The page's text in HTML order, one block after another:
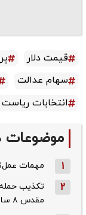
قیمت دلار
سهام عدالت
انتخابات ریاست
موضوعات
1 مهمات
2
تکذیب
مقدس ۸ ساله منفجر شد